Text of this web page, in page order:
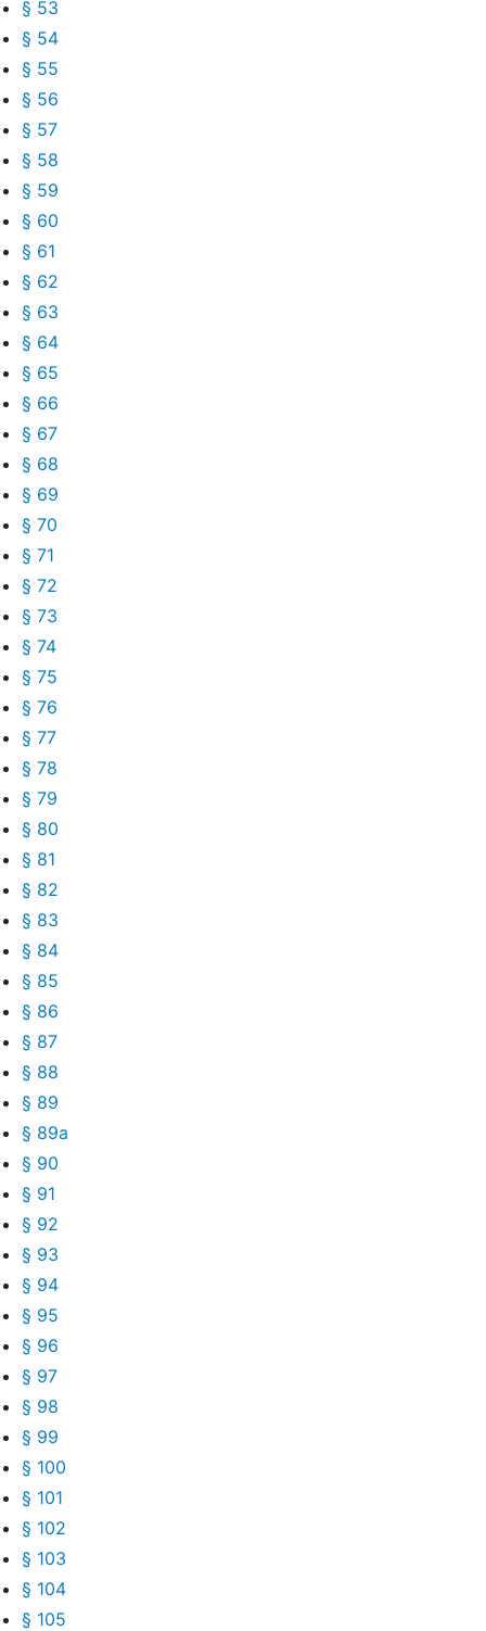
§ 53
§ 54
§ 55
§ 56
§ 57
§ 58
§ 59
§ 60
§ 61
§ 62
§ 63
§ 64
§ 65
§ 66
§ 67
§ 68
§ 69
§ 70
§ 71
§ 72
§ 73
§ 74
§ 75
§ 76
§ 77
§ 78
§ 79
§ 80
§ 81
§ 82
§ 83
§ 84
§ 85
§ 86
§ 87
§ 88
§ 89
§ 89a
§ 90
§ 91
§ 92
§ 93
§ 94
§ 95
§ 96
§ 97
§ 98
§ 99
§ 100
§ 101
§ 102
§ 103
§ 104
§ 105